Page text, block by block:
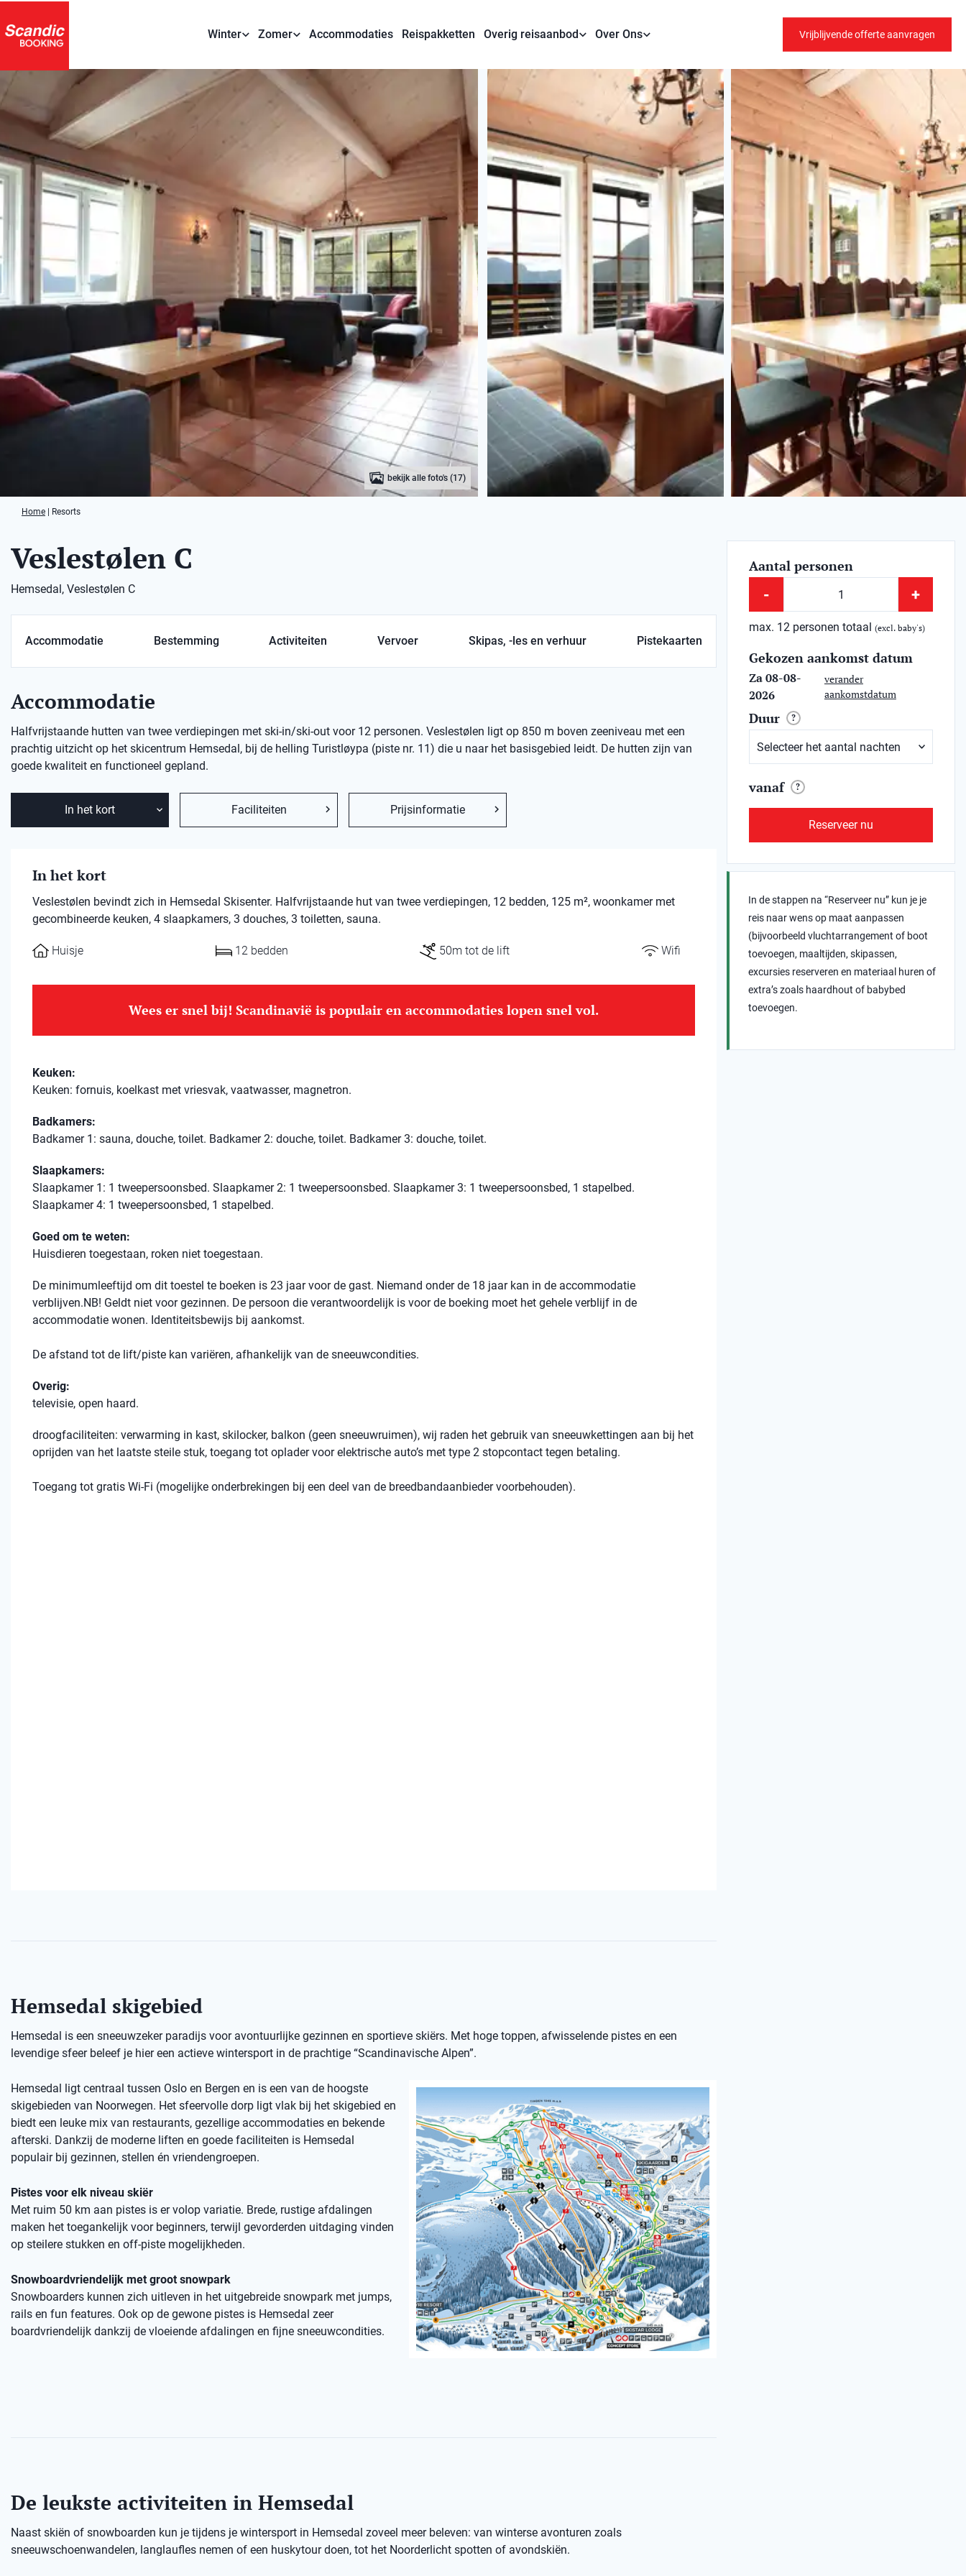
Winter Zomer Accommodaties Reispakketten Overig reisaanbod Over Ons Vrijblijvende offerte aanvragen
bekijk alle foto's (17)
Home Resorts
Veslestølen C
Hemsedal, Veslestølen C
Accommodatie Bestemming Activiteiten Vervoer Skipas, -les en verhuur Pistekaarten
Accommodatie
Halfvrijstaande hutten van twee verdiepingen met ski-in/ski-out voor 12 personen. Veslestølen ligt op 850 m boven zeeniveau met een
prachtig uitzicht op het skicentrum Hemsedal, bij de helling Turistløypa (piste nr. 11) die u naar het basisgebied leidt. De hutten zijn van
goede kwaliteit en functioneel gepland.
In het kort Faciliteiten Prijsinformatie
In het kort
Veslestølen bevindt zich in Hemsedal Skisenter. Halfvrijstaande hut van twee verdiepingen, 12 bedden, 125 m², woonkamer met
gecombineerde keuken, 4 slaapkamers, 3 douches, 3 toiletten, sauna.
Huisje 12 bedden 50m tot de lift Wifi
Wees er snel bij! Scandinavië is populair en accommodaties lopen snel vol.
Keuken:
Keuken: fornuis, koelkast met vriesvak, vaatwasser, magnetron.
Badkamers:
Badkamer 1: sauna, douche, toilet. Badkamer 2: douche, toilet. Badkamer 3: douche, toilet.
Slaapkamers:
Slaapkamer 1: 1 tweepersoonsbed. Slaapkamer 2: 1 tweepersoonsbed. Slaapkamer 3: 1 tweepersoonsbed, 1 stapelbed.
Slaapkamer 4: 1 tweepersoonsbed, 1 stapelbed.
Goed om te weten:
Huisdieren toegestaan, roken niet toegestaan.
De minimumleeftijd om dit toestel te boeken is 23 jaar voor de gast. Niemand onder de 18 jaar kan in de accommodatie
verblijven.NB! Geldt niet voor gezinnen. De persoon die verantwoordelijk is voor de boeking moet het gehele verblijf in de
accommodatie wonen. Identiteitsbewijs bij aankomst.
De afstand tot de lift/piste kan variëren, afhankelijk van de sneeuwcondities.
Overig:
televisie, open haard.
droogfaciliteiten: verwarming in kast, skilocker, balkon (geen sneeuwruimen), wij raden het gebruik van sneeuwkettingen aan bij het
oprijden van het laatste steile stuk, toegang tot oplader voor elektrische auto’s met type 2 stopcontact tegen betaling.
Toegang tot gratis Wi-Fi (mogelijke onderbrekingen bij een deel van de breedbandaanbieder voorbehouden).
Hemsedal skigebied
Hemsedal is een sneeuwzeker paradijs voor avontuurlijke gezinnen en sportieve skiërs. Met hoge toppen, afwisselende pistes en een
levendige sfeer beleef je hier een actieve wintersport in de prachtige “Scandinavische Alpen”.
Hemsedal ligt centraal tussen Oslo en Bergen en is een van de hoogste
skigebieden van Noorwegen. Het sfeervolle dorp ligt vlak bij het skigebied en
biedt een leuke mix van restaurants, gezellige accommodaties en bekende
afterski. Dankzij de moderne liften en goede faciliteiten is Hemsedal
populair bij gezinnen, stellen én vriendengroepen.
Pistes voor elk niveau skiër
Met ruim 50 km aan pistes is er volop variatie. Brede, rustige afdalingen
maken het toegankelijk voor beginners, terwijl gevorderden uitdaging vinden
op steilere stukken en off-piste mogelijkheden.
Snowboardvriendelijk met groot snowpark
Snowboarders kunnen zich uitleven in het uitgebreide snowpark met jumps,
rails en fun features. Ook op de gewone pistes is Hemsedal zeer
boardvriendelijk dankzij de vloeiende afdalingen en fijne sneeuwcondities.
De leukste activiteiten in Hemsedal
Naast skiën of snowboarden kun je tijdens je wintersport in Hemsedal zoveel meer beleven: van winterse avonturen zoals
sneeuwschoenwandelen, langlaufles nemen of een huskytour doen, tot het Noorderlicht spotten of avondskiën.
Aantal personen
- +
max. 12 personen totaal(excl. baby's)
Gekozen aankomst datum
Za 08-08-
2026
verander
aankomstdatum
Duur ?
vanaf ?
Reserveer nu
In de stappen na “Reserveer nu” kun je je
reis naar wens op maat aanpassen
(bijvoorbeeld vluchtarrangement of boot
toevoegen, maaltijden, skipassen,
excursies reserveren en materiaal huren of
extra’s zoals haardhout of babybed
toevoegen.